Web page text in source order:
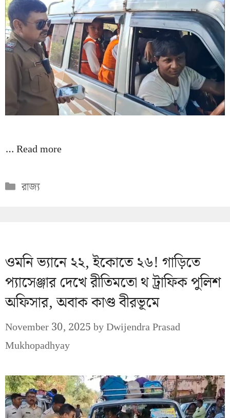
…Read more
Categories
রাজ্য
ওমনি ভ্যানে ২২, ইকোতে ২৬! গাড়িতে
প্যাসেঞ্জার দেখে রীতিমতো থ ট্রাফিক পুলিশ
অফিসার, অবাক কাণ্ড বীরভূমে
November 30, 2025byDwijendra Prasad
Mukhopadhyay